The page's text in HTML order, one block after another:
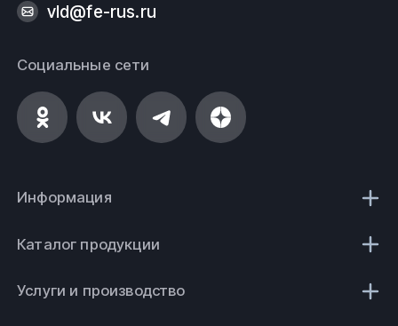
vld@fe-rus.ru
Социальные сети
Информация
Каталог продукции
Услуги и производство